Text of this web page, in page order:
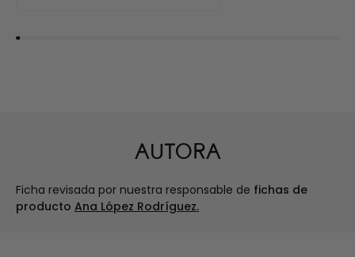
AUTORA
Ficha revisada por nuestra responsable de fichas de
producto Ana López Rodríguez.